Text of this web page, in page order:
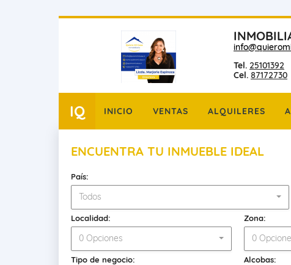
Tel. 25101392
Cel. 87172730
IQ INICIO VENTAS ALQUILERES
ENCUENTRA TU INMUEBLE IDEAL
País:
Todos
Localidad:
0 Opciones
Zona:
0
Tipo de negocio: Alcobas: